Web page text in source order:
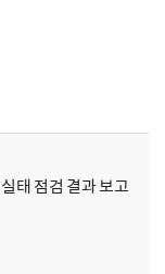
태 점검 결과 보고